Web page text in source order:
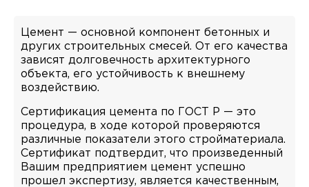
Цемент — основной компонент бетонных и
других строительных смесей. От его качества
зависят долговечность архитектурного
объекта, его устойчивость к внешнему
воздействию.
Сертификация цемента по ГОСТ Р — это
процедура, в ходе которой проверяются
различные показатели этого стройматериала.
Сертификат подтвердит, что произведенный
Вашим предприятием цемент успешно
прошел экспертизу, является качественным,